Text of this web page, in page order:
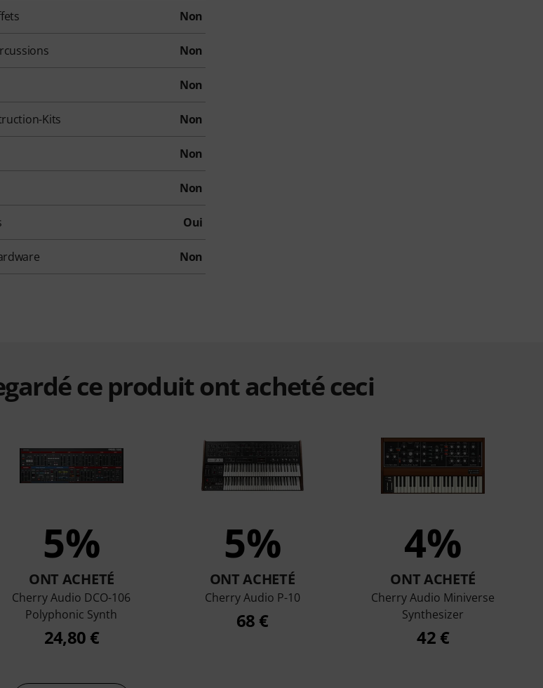
Non
Non
Non
Kits Non
Non
Non
Oui
Non
ce produit ont acheté ceci
5%
ONT ACHETÉ
Cherry Audio DCO-106
Polyphonic Synth
24,80 €
5%
ONT ACHETÉ
Cherry Audio P-10
68 €
4%
ONT ACHETÉ
Cherry Audio Miniverse
Synthesizer
42 €